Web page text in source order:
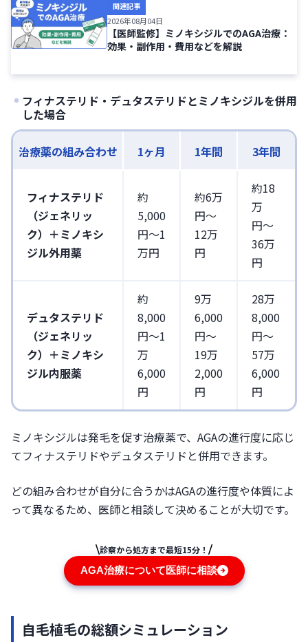
関連記事
2026年08月04日
【医師監修】ミノキシジルでのAGA治療：
効果・副作用・費用などを解説
フィナステリド・デュタステリドとミノキシジルを併用
した場合
治療薬の組み合わせ 1ヶ月 1年間 3年間
フィナステリド
（ジェネリッ
ク）＋ミノキシ
ジル外用薬
約
5,000
円〜1
万円
約6万
円〜
12万
円
約18
万
円〜
36万
円
デュタステリド
（ジェネリッ
ク）＋ミノキシ
ジル内服薬
約
8,000
円〜1
万
6,000
円
9万
6,000
円〜
19万
2,000
円
28万
8,000
円〜
57万
6,000
円
ミノキシジルは発毛を促す治療薬で、AGAの進行度に応じ
てフィナステリドやデュタステリドと併用できます。
どの組み合わせが自分に合うかはAGAの進行度や体質によ
って異なるため、医師と相談して決めることが大切です。
診察から処方まで最短15分！
AGA治療について医師に相談
自毛植毛の総額シミュレーション